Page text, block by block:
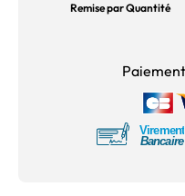
Remise par Quantité